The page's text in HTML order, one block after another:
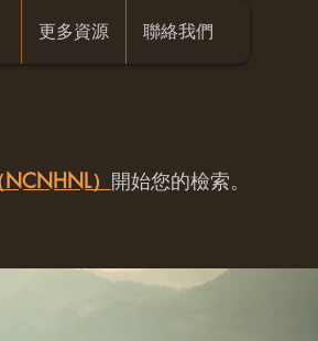
更多資源 聯絡我們
） 開始您的檢索。